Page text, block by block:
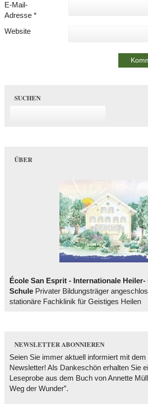
E-Mail-
Adresse *
Website
SUCHEN
ÜBER
École San Esprit - Internationale
SchulePrivater Bildungsträger
stationäre Fachklinik für Geistiges Heilen
NEWSLETTER ABONNIEREN
Seien Sie immer aktuell informiert mit
Newsletter! Als Dankeschön erhalten Sie
Leseprobe aus dem Buch von Annette
Weg der Wunder”.